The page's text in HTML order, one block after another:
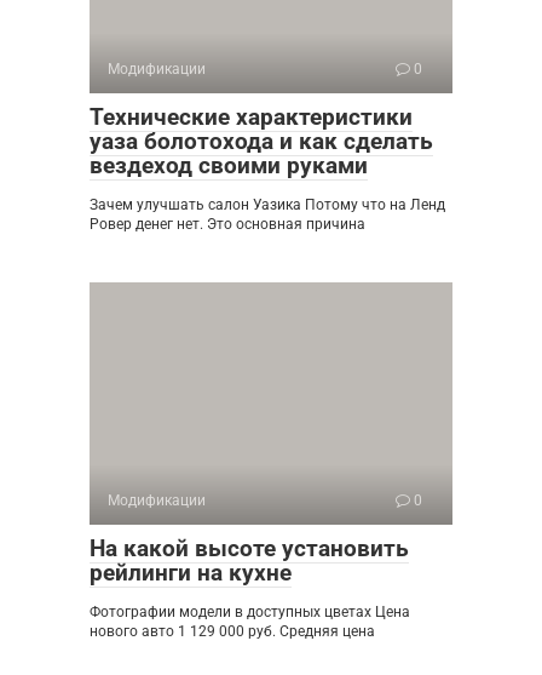
Модификации 0
Технические характеристики
уаза болотохода и как сделать
вездеход своими руками
Зачем улучшать салон Уазика Потому что на Ленд
Ровер денег нет. Это основная причина
Модификации 0
На какой высоте установить
рейлинги на кухне
Фотографии модели в доступных цветах Цена
нового авто 1 129 000 руб. Средняя цена